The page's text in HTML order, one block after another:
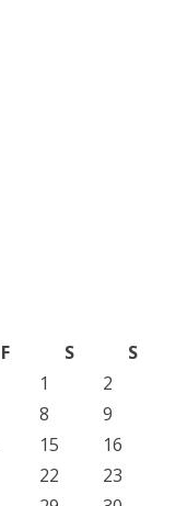
F S
S
1
2
8
9
15
16
22
23